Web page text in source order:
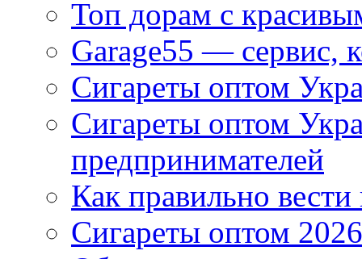
Топ дорам с
Garage55 — сервис,
Сигареты оптом
Сигареты оптом
предпринимателей
Как правильно
Сигареты оптом